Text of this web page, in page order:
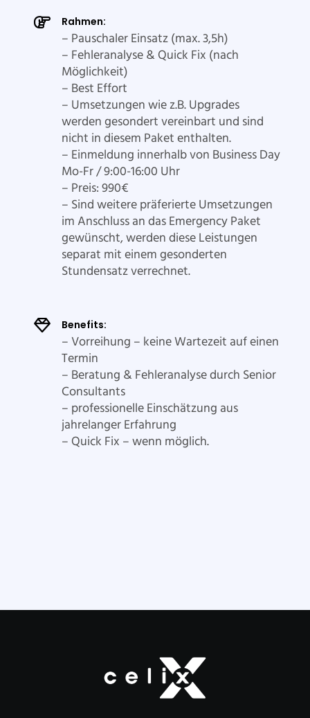
Rahmen:
– Pauschaler Einsatz (max. 3,5h)
– Fehleranalyse & Quick Fix (nach
Möglichkeit)
– Best Effort
– Umsetzungen wie z.B. Upgrades
werden gesondert vereinbart und sind
nicht in diesem Paket enthalten.
– Einmeldung innerhalb von Business Day
Mo-Fr / 9:00-16:00 Uhr
– Preis: 990€
– Sind weitere präferierte Umsetzungen
im Anschluss an das Emergency Paket
gewünscht, werden diese Leistungen
separat mit einem gesonderten
Stundensatz verrechnet.
Benefits:
– Vorreihung – keine Wartezeit auf einen
Termin
– Beratung & Fehleranalyse durch Senior
Consultants
– professionelle Einschätzung aus
jahrelanger Erfahrung
– Quick Fix – wenn möglich.